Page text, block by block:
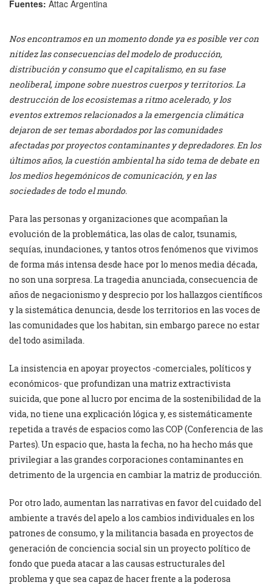
Fuentes: Attac Argentina
Nos encontramos en un momento donde ya es posible ver con
nitidez las consecuencias del modelo de producción,
distribución y consumo que el capitalismo, en su fase
neoliberal, impone sobre nuestros cuerpos y territorios. La
destrucción de los ecosistemas a ritmo acelerado, y los
eventos extremos relacionados a la emergencia climática
dejaron de ser temas abordados por las comunidades
afectadas por proyectos contaminantes y depredadores. En los
últimos años, la cuestión ambiental ha sido tema de debate en
los medios hegemónicos de comunicación, y en las
sociedades de todo el mundo.
Para las personas y organizaciones que acompañan la
evolución de la problemática, las olas de calor, tsunamis,
sequías, inundaciones, y tantos otros fenómenos que vivimos
de forma más intensa desde hace por lo menos media década,
no son una sorpresa. La tragedia anunciada, consecuencia de
años de negacionismo y desprecio por los hallazgos científicos
y la sistemática denuncia, desde los territorios en las voces de
las comunidades que los habitan, sin embargo parece no estar
del todo asimilada.
La insistencia en apoyar proyectos -comerciales, políticos y
económicos- que profundizan una matriz extractivista
suicida, que pone al lucro por encima de la sostenibilidad de la
vida, no tiene una explicación lógica y, es sistemáticamente
repetida a través de espacios como las COP (Conferencia de las
Partes). Un espacio que, hasta la fecha, no ha hecho más que
privilegiar a las grandes corporaciones contaminantes en
detrimento de la urgencia en cambiar la matriz de producción.
Por otro lado, aumentan las narrativas en favor del cuidado del
ambiente a través del apelo a los cambios individuales en los
patrones de consumo, y la militancia basada en proyectos de
generación de conciencia social sin un proyecto político de
fondo que pueda atacar a las causas estructurales del
problema y que sea capaz de hacer frente a la poderosa